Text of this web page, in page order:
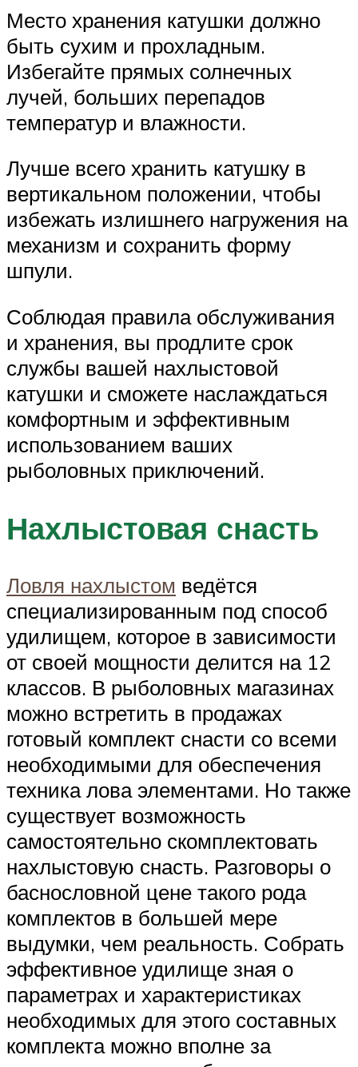
Место хранения катушки должно
быть сухим и прохладным.
Избегайте прямых солнечных
лучей, больших перепадов
температур и влажности.
Лучше всего хранить катушку в
вертикальном положении, чтобы
избежать излишнего нагружения на
механизм и сохранить форму
шпули.
Соблюдая правила обслуживания
и хранения, вы продлите срок
службы вашей нахлыстовой
катушки и сможете наслаждаться
комфортным и эффективным
использованием ваших
рыболовных приключений.
Нахлыстовая снасть
Ловля нахлыстом ведётся
специализированным под способ
удилищем, которое в зависимости
от своей мощности делится на 12
классов. В рыболовных магазинах
можно встретить в продажах
готовый комплект снасти со всеми
необходимыми для обеспечения
техника лова элементами. Но также
существует возможность
самостоятельно скомплектовать
нахлыстовую снасть. Разговоры о
баснословной цене такого рода
комплектов в большей мере
выдумки, чем реальность. Собрать
эффективное удилище зная о
параметрах и характеристиках
необходимых для этого составных
комплекта можно вполне за